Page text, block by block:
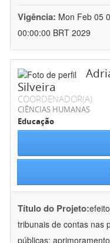
Vigência: Mon Feb 05
00:00:00 BRT 2029
Silveira
COORDENADOR(A)
CIÊNCIAS HUMANAS
Educação
Título do Projeto:
tribunais de contas nas
públicas: